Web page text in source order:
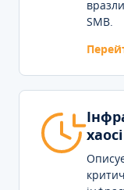
SMB.
хаосі